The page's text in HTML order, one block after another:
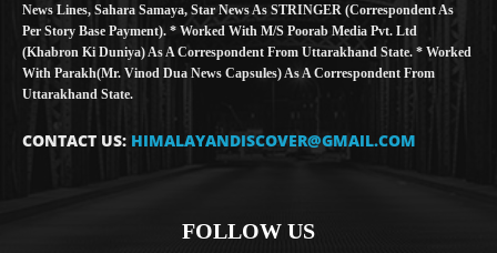
News Lines, Sahara Samaya, Star News As STRINGER (Correspondent As
Per Story Base Payment). * Worked With M/S Poorab Media Pvt. Ltd
(Khabron Ki Duniya) As A Correspondent From Uttarakhand State. * Worked
With Parakh(Mr. Vinod Dua News Capsules) As A Correspondent From
Uttarakhand State.
CONTACT US: HIMALAYANDISCOVER@GMAIL.COM
FOLLOW US